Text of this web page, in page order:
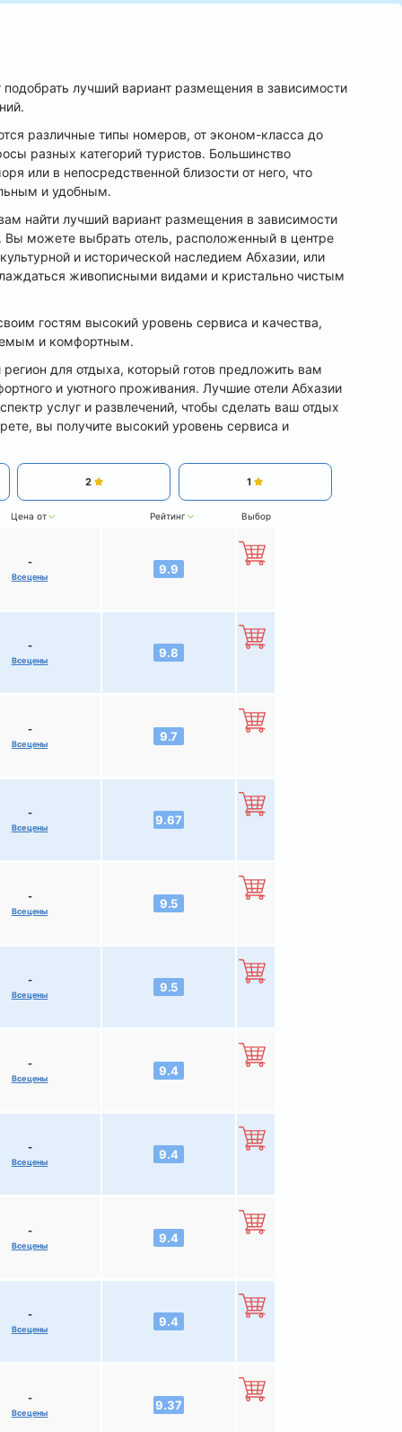
подобрать лучший вариант размещения в зависимости
различные типы номеров, от эконом-класса до
разных категорий туристов. Большинство
или в непосредственной близости от него, что
и удобным.
найти лучший вариант размещения в зависимости
Вы можете выбрать отель, расположенный в центре
и исторической наследием Абхазии, или
живописными видами и кристально чистым
гостям высокий уровень сервиса и качества,
и комфортным.
для отдыха, который готов предложить вам
и уютного проживания. Лучшие отели Абхазии
услуг и развлечений, чтобы сделать ваш отдых
вы получите высокий уровень сервиса и
2 1
Цена от Рейтинг Выбор
-
Все цены
9.9
-
Все цены
9.8
-
Все цены
9.7
-
Все цены
9.67
-
Все цены
9.5
-
Все цены
9.5
-
Все цены
9.4
-
Все цены
9.4
-
Все цены
9.4
-
Все цены
9.4
-
Все цены
9.37